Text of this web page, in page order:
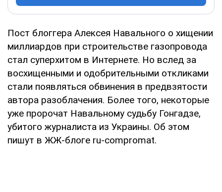
Пост блоггера Алексея Навального о хищении
миллиардов при строительстве газопровода
стал суперхитом в Интернете. Но вслед за
восхищенными и одобрительными откликами
стали появляться обвинения в предвзятости
автора разоблачения. Более того, некоторые
уже пророчат Навальному судьбу Гонгадзе,
убитого журналиста из Украины. Об этом
пишут в ЖЖ-блоге ru-compromat.